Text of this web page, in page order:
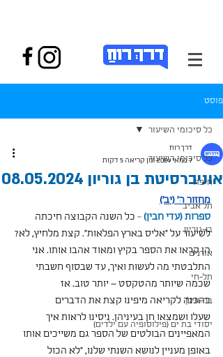
פוסט
כל סיכומי השיעור
חיפה
תל אביב
בן-גוריון
אורנים
תל-חי
בר-אילן
יסודי בת ים (פילוסופיה עם ילדים)
כל סיכומי השיעור
אוניברסיטת בן גוריון 08.05.2024
דרך רוח
7 במאי 2024
זמן קריאה 5 דקות
מחזור ה' (יב')
ספרות (עדי חבין) - כל השנה הקבוצה חיכתה
לשיעור על "אליס בארץ הפלאות". קצת מלחיץ, לא?
הן קראו את הספר בקיץ ומאוד אהבו אותו. אני
התלבטתי מה לעשות ואיך, עד שבסוף חשבתי
שכמה שיותר מהטקסט – יותר טוב. אז
כהכנה לקריאה מיפינו קצת את הדברים
שעלו ושמצאו חן בעיניהן. ניסינו לראות איך
המאפיינים הבולטים של הספר גם משייכים אותו
באופן מעניין לנושא השנתי שלנו, "לא הכול